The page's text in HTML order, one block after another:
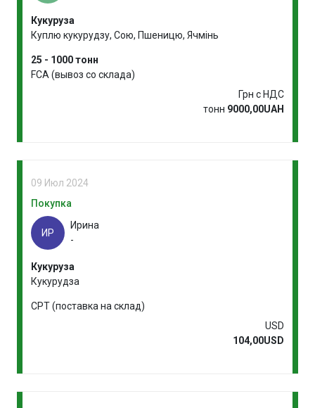
Кукуруза
Куплю кукурудзу, Сою, Пшеницю, Ячмінь
25 - 1000 тонн
FCA (вывоз со склада)
Грн с НДС
тонн 9000,00UAH
09 Июл 2024
Покупка
ИР
Ирина
-
Кукуруза
Кукурудза
CPT (поставка на склад)
USD
104,00USD